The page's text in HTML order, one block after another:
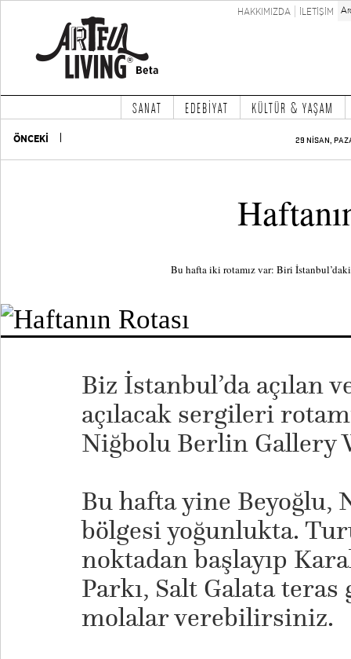
HAKKIMIZDA İLETİŞİM
SANAT EDEBİYAT KÜLTÜR & YAŞAM
ÖNCEKİ 29 NİSAN,
Bu hafta iki rotamız var: Biri
Biz İstanbul’da açılan
açılacak sergileri
Niğbolu Berlin Gallery
Bu hafta yine Beyoğlu,
bölgesi yoğunlukta.
noktadan başlayıp
Parkı, Salt Galata
molalar verebilirsiniz.